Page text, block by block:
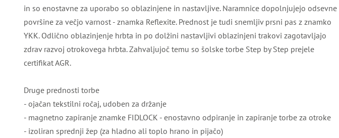
in so enostavne za uporabo so oblazinjene in nastavljive. Naramnice dopolnjujejo odsevne
površine za večjo varnost - znamka Reflexite. Prednost je tudi snemljiv prsni pas z znamko
YKK. Odlično oblazinjenje hrbta in po dolžini nastavljivi oblazinjeni trakovi zagotavljajo
zdrav razvoj otrokovega hrbta. Zahvaljujoč temu so šolske torbe Step by Step prejele
certifikat AGR.
Druge prednosti torbe
- ojačan tekstilni ročaj, udoben za držanje
- magnetno zapiranje znamke FIDLOCK - enostavno odpiranje in zapiranje torbe za otroke
- izoliran sprednji žep (za hladno ali toplo hrano in pijačo)